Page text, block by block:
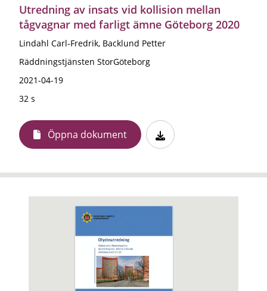
Utredning av insats vid kollision mellan
tågvagnar med farligt ämne Göteborg 2020
Lindahl Carl-Fredrik, Backlund Petter
Räddningstjänsten StorGöteborg
2021-04-19
32 s
Öppna dokument